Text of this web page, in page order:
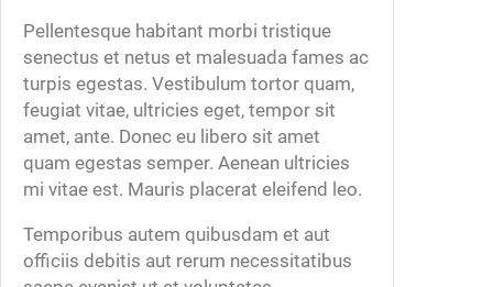
9
.
0
0
Pellentesque habitant morbi tristique
senectus et netus et malesuada fames ac
turpis egestas. Vestibulum tortor quam,
feugiat vitae, ultricies eget, tempor sit
amet, ante. Donec eu libero sit amet
quam egestas semper. Aenean ultricies
mi vitae est. Mauris placerat eleifend leo.
Temporibus autem quibusdam et aut
officiis debitis aut rerum necessitatibus